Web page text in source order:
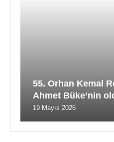
55. Orhan Kemal
Ahmet Büke’nin
19 Mayıs 2026